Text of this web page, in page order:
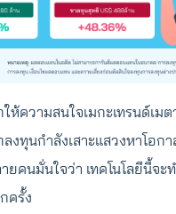
ห้ความสนใจเมกะเทรนด์เมต
งทุนกำลังเสาะแสวงหาโอกา
ลายคนมั่นใจว่า เทคโนโลยีนี้จ
ครั้ง